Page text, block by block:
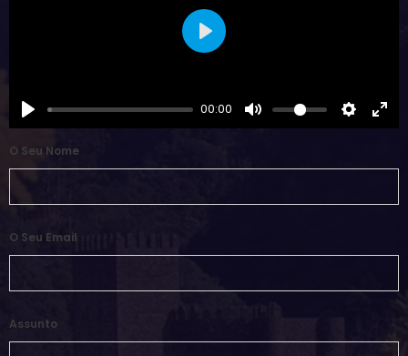
00:00
Play
O Seu Nome
O Seu Email
Assunto